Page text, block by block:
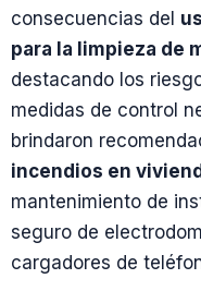
consecuencias del
para la limpieza de
destacando los
medidas de control
brindaron
incendios en
mantenimiento de
seguro de
cargadores de